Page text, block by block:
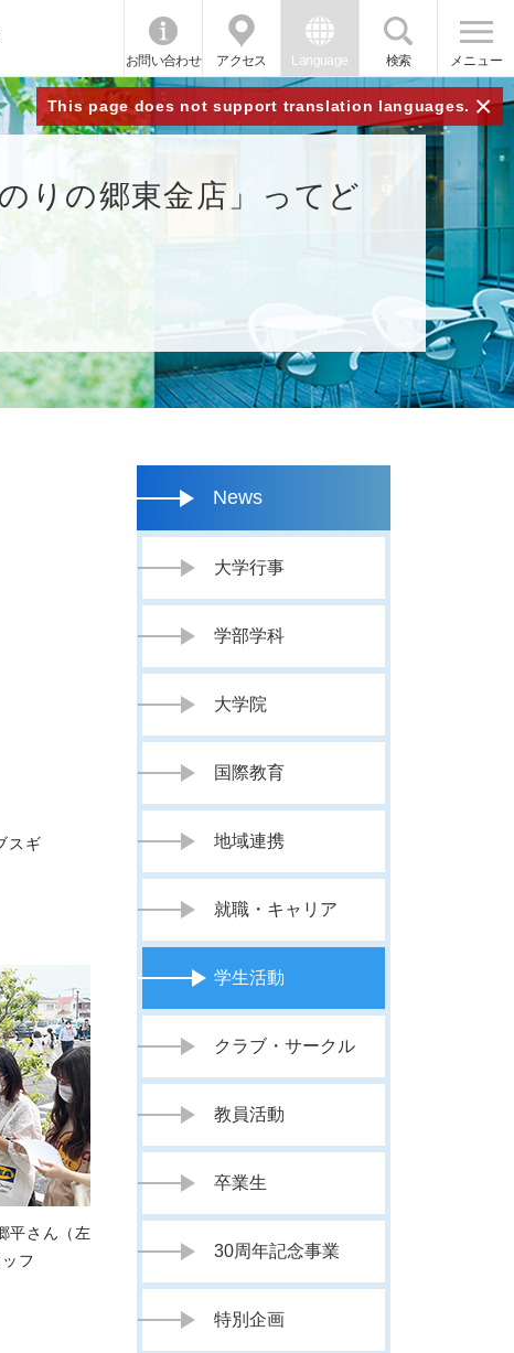
お問い合わせ アクセス Language 検索 メニュー
This page does not support translation languages. ×
りの郷東金店」ってど
スギ
平さん（左
フ
News
大学行事
学部学科
大学院
国際教育
地域連携
就職・キャリア
学生活動
クラブ・サークル
教員活動
卒業生
30周年記念事業
特別企画